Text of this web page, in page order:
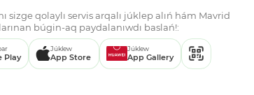
sizge qolaylı servis arqalı júklep alıń hám Mavrid
búgin-aq paydalanıwdı baslań!:
Play
Júklew
App Store
Júklew
App Gallery